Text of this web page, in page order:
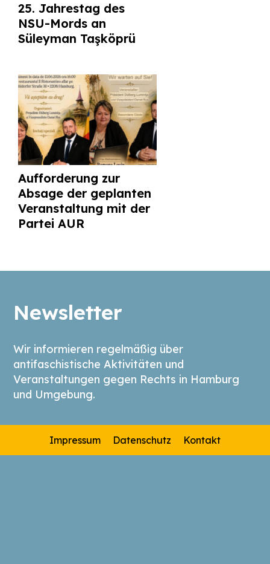
25. Jahrestag des
NSU-Mords an
Süleyman Taşköprü
Aufforderung zur
Absage der geplanten
Veranstaltung mit der
Partei AUR
Newsletter
Wir informieren regelmäßig über
antifaschistische Aktivitäten und
Veranstaltungen gegen Rechts in Hamburg
und Umgebung.
Impressum Datenschutz Kontakt